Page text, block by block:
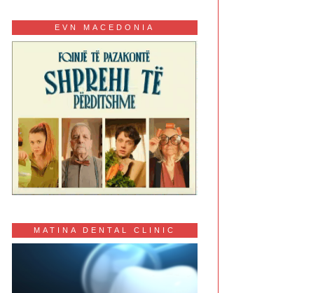
EVN MACEDONIA
MATINA DENTAL CLINIC